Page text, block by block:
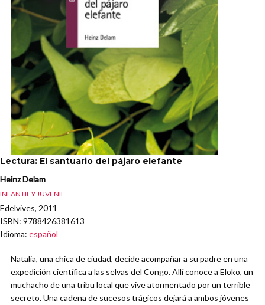
Lectura: El santuario del pájaro elefante
Heinz Delam
INFANTIL Y JUVENIL
Edelvives, 2011
ISBN: 9788426381613
Idioma: español
Natalia, una chica de ciudad, decide acompañar a su padre en una
expedición científica a las selvas del Congo. Allí conoce a Eloko, un
muchacho de una tribu local que vive atormentado por un terrible
secreto. Una cadena de sucesos trágicos dejará a ambos jóvenes